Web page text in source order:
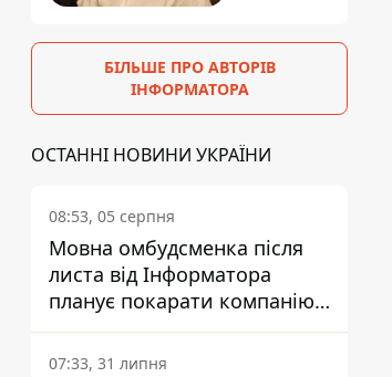
БІЛЬШЕ ПРО АВТОРІВ
ІНФОРМАТОРА
ОСТАННІ НОВИНИ УКРАЇНИ
08:53, 05 серпня
Мовна омбудсменка після
листа від Інформатора
планує покарати компанію-
підрядника ПриватБанку
07:33, 31 липня